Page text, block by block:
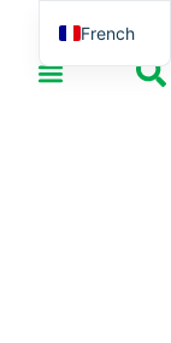
French